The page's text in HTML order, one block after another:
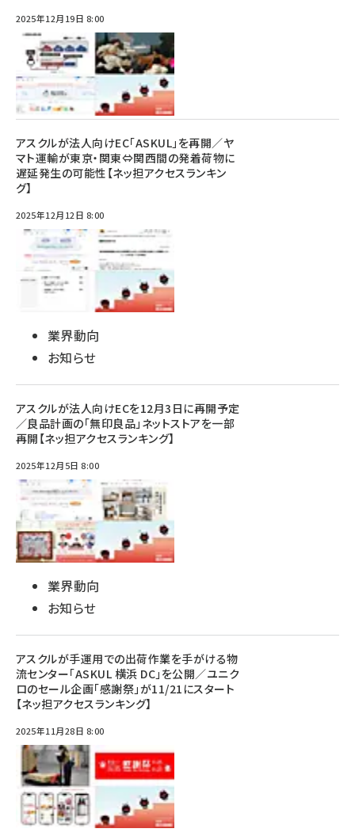
2025年12月19日 8:00
アスクルが法人向けEC「ASKUL」を再開／ヤ
マト運輸が東京・関東⇔関西間の発着荷物に
遅延発生の可能性【ネッ担アクセスランキン
グ】
2025年12月12日 8:00
業界動向
お知らせ
アスクルが法人向けECを12月3日に再開予定
／良品計画の「無印良品」ネットストアを一部
再開【ネッ担アクセスランキング】
2025年12月5日 8:00
業界動向
お知らせ
アスクルが手運用での出荷作業を手がける物
流センター「ASKUL 横浜 DC」を公開／ユニク
ロのセール企画「感謝祭」が11/21にスタート
【ネッ担アクセスランキング】
2025年11月28日 8:00